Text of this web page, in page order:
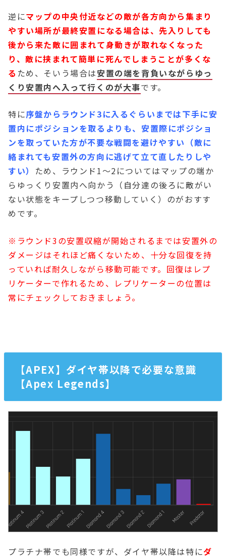
逆にマップの中央付近などの敵が各方向から集まり
やすい場所が最終安置になる場合は、先入りしても
後から来た敵に囲まれて身動きが取れなくなった
り、敵に挟まれて簡単に死んでしまうことが多くな
る ため、そいう場合は安置の端を背負いながらゆっ
くり安置内へ入って行くのが大事です。
特に序盤からラウンド3に入るぐらいまでは下手に安
置内にポジションを取るよりも、安置際にポジショ
ンを取っていた方が不要な戦闘を避けやすい（敵に
絡まれても安置外の方向に逃げて立て直したりしや
すい） ため、ラウンド1〜2についてはマップの端か
らゆっくり安置内へ向かう（自分達の後ろに敵がい
ない状態をキープしつつ移動していく）のがおすす
めです。
※ラウンド3の安置収縮が開始されるまでは安置外の
ダメージはそれほど痛くないため、十分な回復を持
っていれば耐久しながら移動可能です。回復はレプ
リケーターで作れるため、レプリケーターの位置は
常にチェックしておきましょう。
【APEX】ダイヤ帯以降で必要な意識
【Apex Legends】
プラチナ帯でも同様ですが、ダイヤ帯以降は特にダ